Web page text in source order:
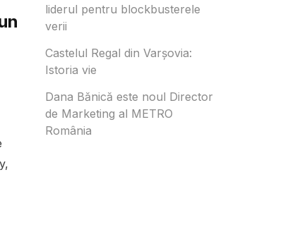
liderul pentru blockbusterele
verii
Castelul Regal din Varșovia:
Istoria vie
Dana Bănică este noul Director
de Marketing al METRO
România